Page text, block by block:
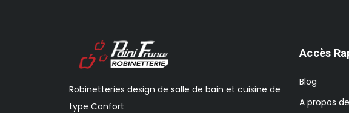
Robinetteries design de salle de bain et cuisine de
type Confort
Accès
Blog
A propos